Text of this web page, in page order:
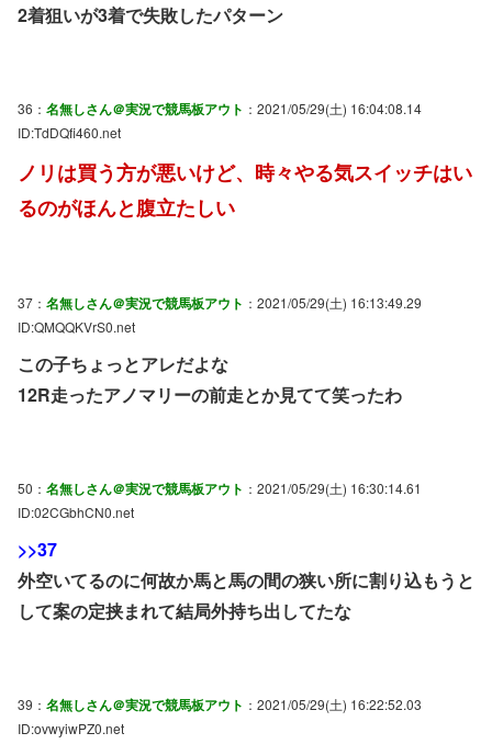
2着狙いが3着で失敗したパターン
36： 名無しさん＠実況で競馬板アウト ：2021/05/29(土) 16:04:08.14
ID:TdDQfi460.net
ノリは買う方が悪いけど、時々やる気スイッチはい
るのがほんと腹立たしい
37： 名無しさん＠実況で競馬板アウト ：2021/05/29(土) 16:13:49.29
ID:QMQQKVrS0.net
この子ちょっとアレだよな
12R走ったアノマリーの前走とか見てて笑ったわ
50： 名無しさん＠実況で競馬板アウト ：2021/05/29(土) 16:30:14.61
ID:02CGbhCN0.net
>>37
外空いてるのに何故か馬と馬の間の狭い所に割り込もうと
して案の定挟まれて結局外持ち出してたな
39： 名無しさん＠実況で競馬板アウト ：2021/05/29(土) 16:22:52.03
ID:ovwyiwPZ0.net